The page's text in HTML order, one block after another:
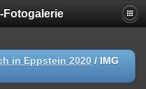
Fotogalerie
in Eppstein 2020 / IMG